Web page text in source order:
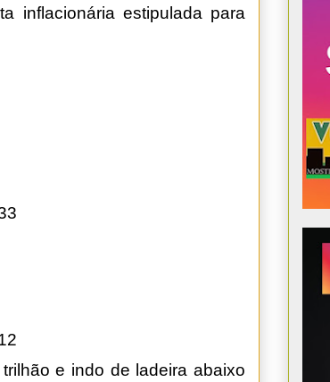
inflacionária estipulada para
e indo de ladeira abaixo